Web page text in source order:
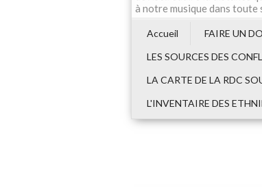
à notre musique dans toute
Accueil FAIRE UN
LES SOURCES DES
LA CARTE DE LA RDC
L'INVENTAIRE DES